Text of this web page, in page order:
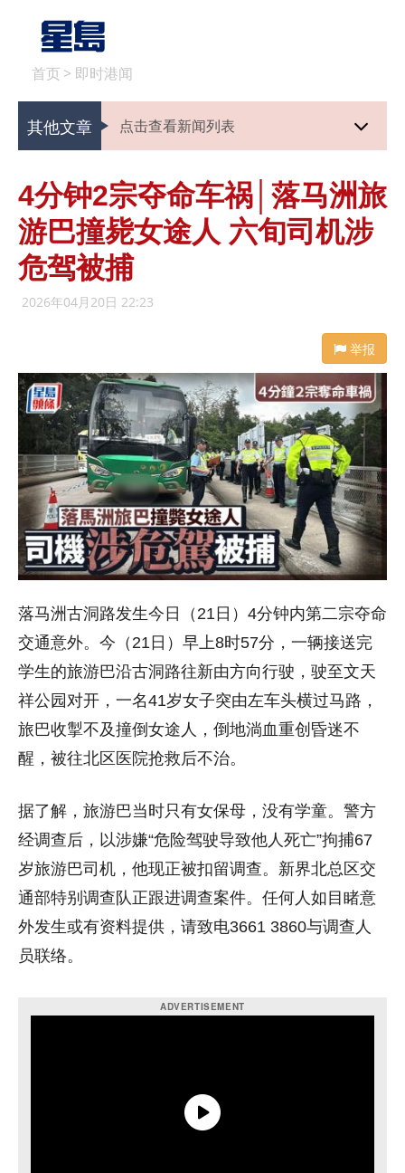
首页 > 即时港闻
其他文章 点击查看新闻列表
4分钟2宗夺命车祸│落马洲旅
游巴撞毙女途人 六旬司机涉
危驾被捕
2026年04月20日 22:23
举报
落马洲古洞路发生今日（21日）4分钟内第二宗夺命
交通意外。今（21日）早上8时57分，一辆接送完
学生的旅游巴沿古洞路往新由方向行驶，驶至文天
祥公园对开，一名41岁女子突由左车头横过马路，
旅巴收掣不及撞倒女途人，倒地淌血重创昏迷不
醒，被往北区医院抢救后不治。
据了解，旅游巴当时只有女保母，没有学童。警方
经调查后，以涉嫌“危险驾驶导致他人死亡”拘捕67
岁旅游巴司机，他现正被扣留调查。新界北总区交
通部特别调查队正跟进调查案件。任何人如目睹意
外发生或有资料提供，请致电3661 3860与调查人
员联络。